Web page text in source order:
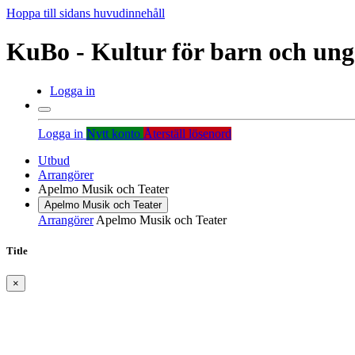
Hoppa till sidans huvudinnehåll
KuBo - Kultur för barn och
Logga in
Logga in Nytt konto Återställ lösenord
Utbud
Arrangörer
Apelmo Musik och Teater
Apelmo Musik och Teater
Arrangörer Apelmo Musik och Teater
Title
×